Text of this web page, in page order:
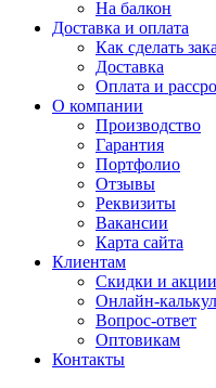
На балкон
Доставка и оплата
Как сделать
Доставка
Оплата и
О компании
Производство
Гарантия
Портфолио
Отзывы
Реквизиты
Вакансии
Карта сайта
Клиентам
Скидки и акции
Онлайн-
Вопрос-ответ
Оптовикам
Контакты